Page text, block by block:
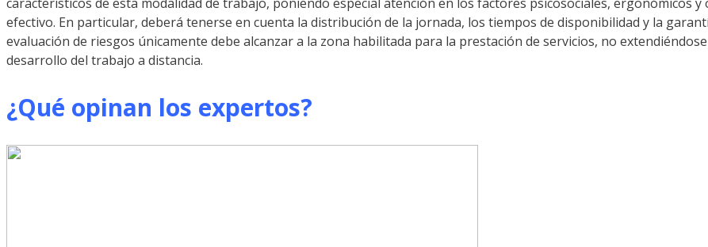
efectivo. En particular, deberá tenerse en cuenta la distribución de la jornada, los tiempos de disponibilidad y la
evaluación de riesgos únicamente debe alcanzar a la zona habilitada para la prestación de servicios, no
desarrollo del trabajo a distancia.
¿Qué opinan los expertos?